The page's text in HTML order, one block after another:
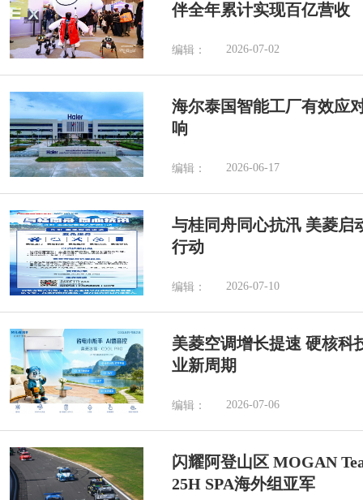
伴全年累计实现百亿营收
编辑： 2026-07-02
海尔泰国智能工厂有效应
响
编辑： 2026-06-17
与桂同舟同心抗汛 美菱启
行动
编辑： 2026-07-10
美菱空调增长提速 硬核科
业新周期
编辑： 2026-07-06
闪耀阿登山区 MOGAN
25H SPA海外组亚军